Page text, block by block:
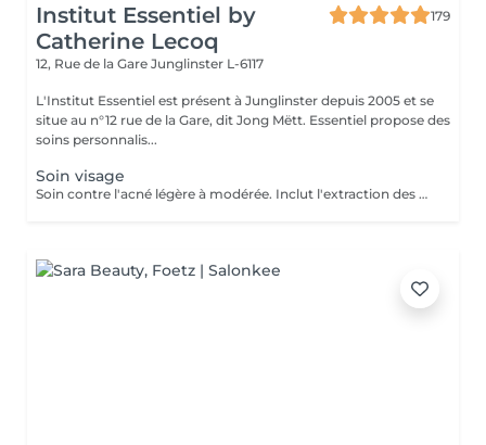
Institut Essentiel by
Catherine Lecoq
179
12, Rue de la Gare Junglinster L-6117
L'Institut Essentiel est présent à Junglinster depuis 2005 et se
situe au n°12 rue de la Gare, dit Jong Mëtt. Essentiel propose des
soins personnalis...
Soin visage
Soin contre l'acné légère à modérée. Inclut l'extraction des comédons, micro kystes, désinfection de pustules et soins adaptés. J'accorde beaucoup d'importance à expliquer les bons gestes à mes jeunes client(e)s afin qu'il prennent conscience de leur peau et prennent les bonnes habitudes. Pour de meilleurs résultats je conseille 1 soin par semaine sur 1 mois. Important: J'accorde autant d'importance à la relaxation et l'intimité de mes jeunes clients. De ce fait aucun accompagnant ne sera autorisé à rester dans la cabine durant le soin Inclut: Nettoyage et extraction de kystes, comédons et pustules. Désinfection et soins purifiants adaptés. Matériel stérilisé et/ou à usage unique.